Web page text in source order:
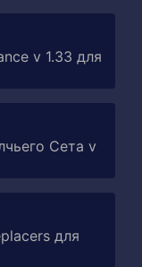
v 1.33 для
Сета v
для